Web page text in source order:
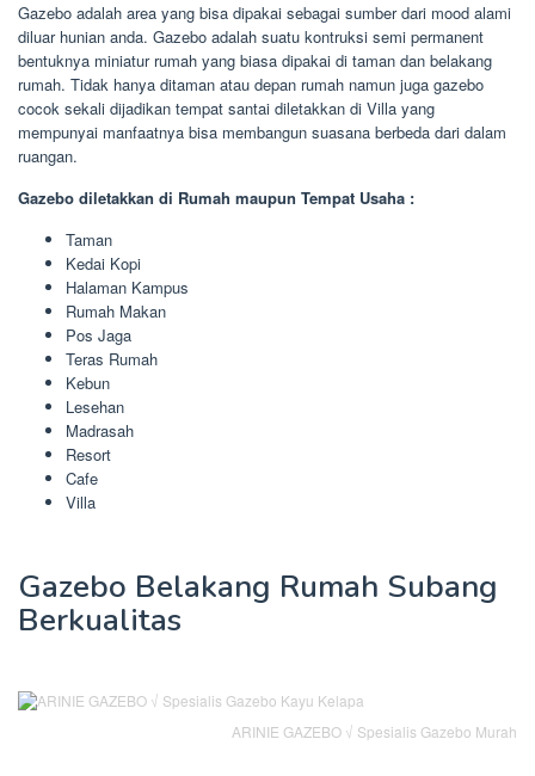
Gazebo adalah area yang bisa dipakai sebagai sumber dari mood alami
diluar hunian anda. Gazebo adalah suatu kontruksi semi permanent
bentuknya miniatur rumah yang biasa dipakai di taman dan belakang
rumah. Tidak hanya ditaman atau depan rumah namun juga gazebo
cocok sekali dijadikan tempat santai diletakkan di Villa yang
mempunyai manfaatnya bisa membangun suasana berbeda dari dalam
ruangan.
Gazebo diletakkan di Rumah maupun Tempat Usaha :
Taman
Kedai Kopi
Halaman Kampus
Rumah Makan
Pos Jaga
Teras Rumah
Kebun
Lesehan
Madrasah
Resort
Cafe
Villa
Gazebo Belakang Rumah Subang
Berkualitas
ARINIE GAZEBO √ Spesialis Gazebo Murah